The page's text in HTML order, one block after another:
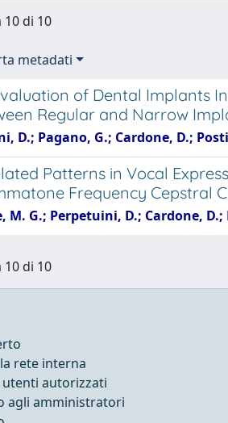
di 10
metadati
of Dental Implants
Regular and Narrow
D.; Pagano, G.; Cardone, D.;
Patterns in Vocal
Frequency Cepstral
M. G.; Perpetuini, D.; Cardone,
di 10
rete interna
autorizzati
agli amministratori